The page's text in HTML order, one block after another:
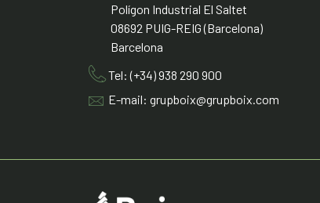
Polígon Industrial El Saltet
08692 PUIG-REIG (Barcelona)
Barcelona
Tel: (+34) 938 290 900
E-mail: grupboix@grupboix.com